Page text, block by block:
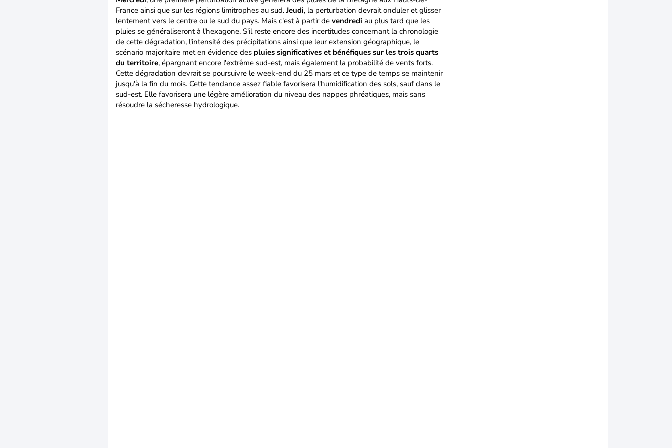
France ainsi que sur les régions limitrophes au sud. Jeudi, la perturbation devrait onduler et glisser
lentement vers le centre ou le sud du pays. Mais c'est à partir de vendredi au plus tard que les
pluies se généraliseront à l'hexagone. S'il reste encore des incertitudes concernant la chronologie
de cette dégradation, l'intensité des précipitations ainsi que leur extension géographique, le
scénario majoritaire met en évidence des pluies significatives et bénéfiques sur les trois quarts
du territoire, épargnant encore l'extrême sud-est, mais également la probabilité de vents forts.
Cette dégradation devrait se poursuivre le week-end du 25 mars et ce type de temps se maintenir
jusqu'à la fin du mois. Cette tendance assez fiable favorisera l'humidification des sols, sauf dans le
sud-est. Elle favorisera une légère amélioration du niveau des nappes phréatiques, mais sans
résoudre la sécheresse hydrologique.